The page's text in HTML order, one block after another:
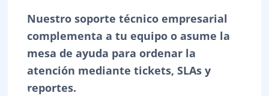
Nuestro soporte técnico empresarial
complementa a tu equipo o asume la
mesa de ayuda para ordenar la
atención mediante tickets, SLAs y
reportes.